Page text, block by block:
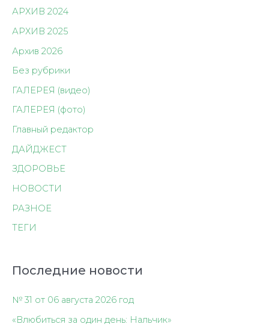
АРХИВ 2024
АРХИВ 2025
Архив 2026
Без рубрики
ГАЛЕРЕЯ (видео)
ГАЛЕРЕЯ (фото)
Главный редактор
ДАЙДЖЕСТ
ЗДОРОВЬЕ
НОВОСТИ
РАЗНОЕ
ТЕГИ
Последние новости
№ 31 от 06 августа 2026 год
«Влюбиться за один день: Нальчик»